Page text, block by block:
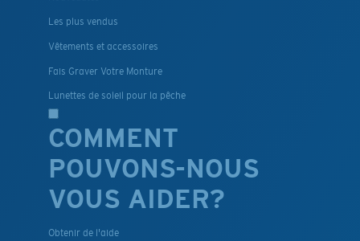
Les plus vendus
Vêtements et accessoires
Fais Graver Votre Monture
Lunettes de soleil pour la pêche
COMMENT
POUVONS-NOUS
VOUS AIDER?
Obtenir de l'aide